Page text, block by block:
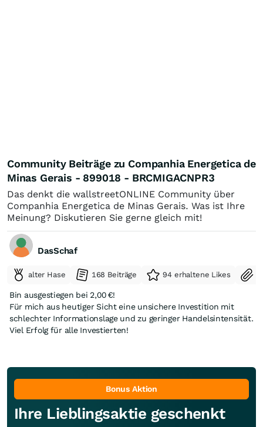
Community Beiträge zu Companhia Energetica de
Minas Gerais - 899018 - BRCMIGACNPR3
Das denkt die wallstreetONLINE Community über
Companhia Energetica de Minas Gerais. Was ist Ihre
Meinung? Diskutieren Sie gerne gleich mit!
DasSchaf
alter Hase 168 Beiträge 94 erhaltene Likes
Bin ausgestiegen bei 2,00 €!
Für mich aus heutiger Sicht eine unsichere Investition mit
schlechter Informationslage und zu geringer Handelsintensität.
Viel Erfolg für alle Investierten!
Bonus Aktion
Ihre Lieblingsaktie geschenkt